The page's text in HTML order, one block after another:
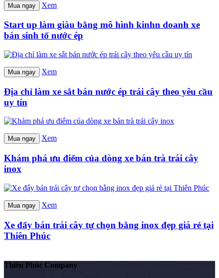
Mua ngay Xem
Start up làm giàu bằng mô hình kinhn doanh xe
bán sinh tố nước ép
Mua ngay Xem
Địa chỉ làm xe sắt bán nước ép trái cây theo yêu cầu
uy tín
Mua ngay Xem
Khám phá ưu điểm của dòng xe bán trà trái cây
inox
Mua ngay Xem
Xe đẩy bán trái cây tự chọn bằng inox đẹp giá rẻ tại
Thiên Phúc
Thiên Phúc Company